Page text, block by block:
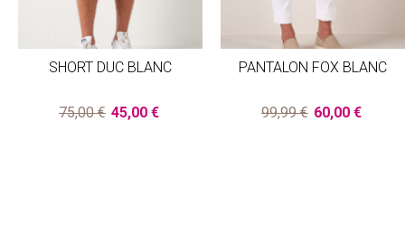
SHORT DUC BLANC
75,00 € 45,00 €
PANTALON FOX BLANC
99,99 € 60,00 €